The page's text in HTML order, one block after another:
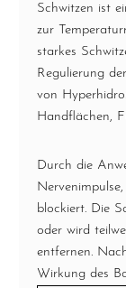
Schwitzen ist
zur
starkes
Regulierung
von
Handflächen,
Durch die
blockiert. Die
oder wird
entfernen.
Wirkung des